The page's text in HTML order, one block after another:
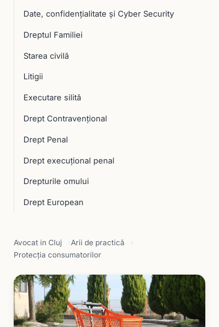
Date, confidențialitate și Cyber Security
Dreptul Familiei
Starea civilă
Litigii
Executare silită
Drept Contravențional
Drept Penal
Drept execuţional penal
Drepturile omului
Drept European
Avocat in Cluj
Arii de practică
Protecția consumatorilor